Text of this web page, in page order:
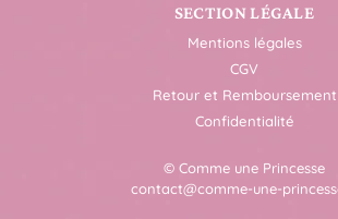
SECTION LÉGALE
Mentions légales
CGV
Retour et Remboursement
Confidentialité
© Comme une Princesse
contact@comme-une-